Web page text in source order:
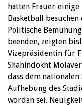
hatten Frauen
Basketball besuchen
Politische
beenden, zeigten
Vizepräsidentin für
Shahindokht
dass dem
Aufhebung des
worden sei.